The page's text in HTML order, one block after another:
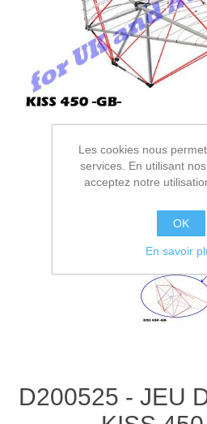
D200525 - JEU
Les cookies nous
services. En utilisant
acceptez notre
OK
En savoir